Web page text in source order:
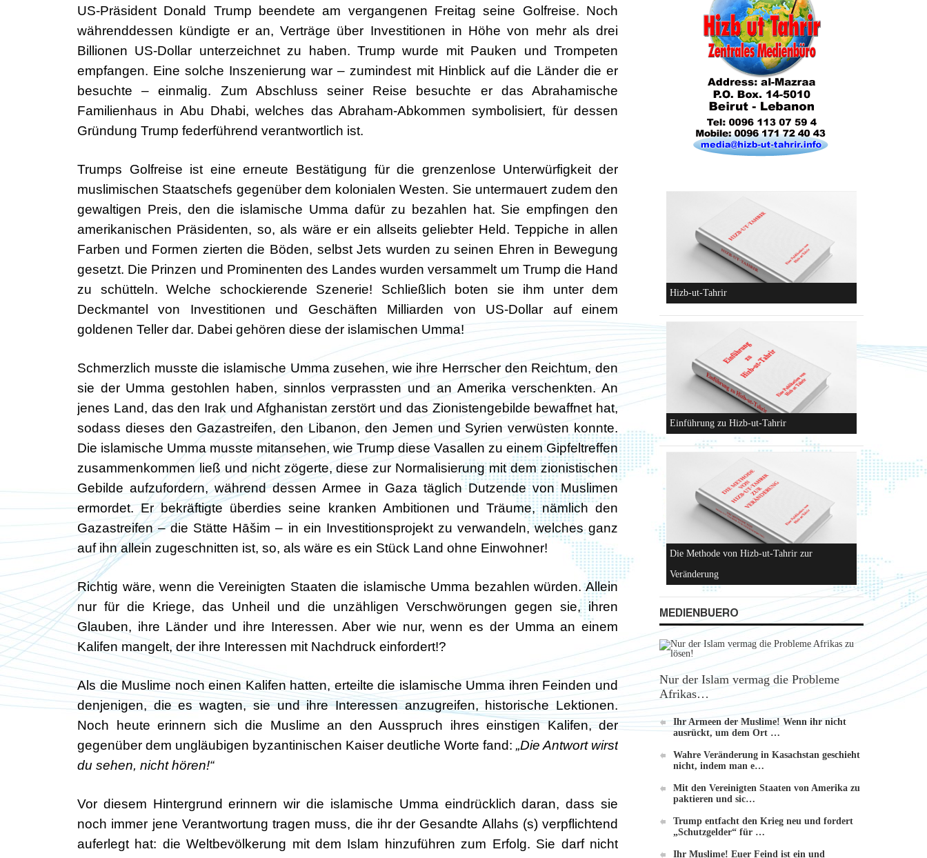
US-Präsident Donald Trump beendete am vergangenen Freitag seine Golfreise. Noch
währenddessen kündigte er an, Verträge über Investitionen in Höhe von mehr als drei
Billionen US-Dollar unterzeichnet zu haben. Trump wurde mit Pauken und Trompeten
empfangen. Eine solche Inszenierung war – zumindest mit Hinblick auf die Länder die er
besuchte – einmalig. Zum Abschluss seiner Reise besuchte er das Abrahamische
Familienhaus in Abu Dhabi, welches das Abraham-Abkommen symbolisiert, für dessen
Gründung Trump federführend verantwortlich ist.
Trumps Golfreise ist eine erneute Bestätigung für die grenzenlose Unterwürfigkeit der
muslimischen Staatschefs gegenüber dem kolonialen Westen. Sie untermauert zudem den
gewaltigen Preis, den die islamische Umma dafür zu bezahlen hat. Sie empfingen den
amerikanischen Präsidenten, so, als wäre er ein allseits geliebter Held. Teppiche in allen
Farben und Formen zierten die Böden, selbst Jets wurden zu seinen Ehren in Bewegung
gesetzt. Die Prinzen und Prominenten des Landes wurden versammelt um Trump die Hand
zu schütteln. Welche schockierende Szenerie! Schließlich boten sie ihm unter dem
Deckmantel von Investitionen und Geschäften Milliarden von US-Dollar auf einem
goldenen Teller dar. Dabei gehören diese der islamischen Umma!
Schmerzlich musste die islamische Umma zusehen, wie ihre Herrscher den Reichtum, den
sie der Umma gestohlen haben, sinnlos verprassten und an Amerika verschenkten. An
jenes Land, das den Irak und Afghanistan zerstört und das Zionistengebilde bewaffnet hat,
sodass dieses den Gazastreifen, den Libanon, den Jemen und Syrien verwüsten konnte.
Die islamische Umma musste mitansehen, wie Trump diese Vasallen zu einem Gipfeltreffen
zusammenkommen ließ und nicht zögerte, diese zur Normalisierung mit dem zionistischen
Gebilde aufzufordern, während dessen Armee in Gaza täglich Dutzende von Muslimen
ermordet. Er bekräftigte überdies seine kranken Ambitionen und Träume, nämlich den
Gazastreifen – die Stätte Hāšim – in ein Investitionsprojekt zu verwandeln, welches ganz
auf ihn allein zugeschnitten ist, so, als wäre es ein Stück Land ohne Einwohner!
Richtig wäre, wenn die Vereinigten Staaten die islamische Umma bezahlen würden. Allein
nur für die Kriege, das Unheil und die unzähligen Verschwörungen gegen sie, ihren
Glauben, ihre Länder und ihre Interessen. Aber wie nur, wenn es der Umma an einem
Kalifen mangelt, der ihre Interessen mit Nachdruck einfordert!?
Als die Muslime noch einen Kalifen hatten, erteilte die islamische Umma ihren Feinden und
denjenigen, die es wagten, sie und ihre Interessen anzugreifen, historische Lektionen.
Noch heute erinnern sich die Muslime an den Ausspruch ihres einstigen Kalifen, der
gegenüber dem ungläubigen byzantinischen Kaiser deutliche Worte fand: „Die Antwort wirst
du sehen, nicht hören!“
Vor diesem Hintergrund erinnern wir die islamische Umma eindrücklich daran, dass sie
noch immer jene Verantwortung tragen muss, die ihr der Gesandte Allahs (s) verpflichtend
auferlegt hat: die Weltbevölkerung mit dem Islam hinzuführen zum Erfolg. Sie darf nicht
Hizb-ut-Tahrir
Einführung zu Hizb-ut-Tahrir
Die Methode von Hizb-ut-Tahrir zur
Veränderung
Die Lebensordnung des Islam
Konzeptionen von Hizb-ut-Tahrir
Das Kalifat
MEDIENBUERO
Nur der Islam vermag die Probleme
Afrikas…
Ihr Armeen der Muslime! Wenn ihr nicht
ausrückt, um dem Ort …
Wahre Veränderung in Kasachstan geschieht
nicht, indem man e…
Mit den Vereinigten Staaten von Amerika zu
paktieren und sic…
Trump entfacht den Krieg neu und fordert
„Schutzgelder“ für …
Ihr Muslime! Euer Feind ist ein und